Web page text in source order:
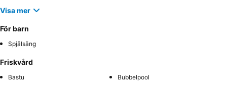
Visa mer
För barn
Spjälsäng
Friskvård
Bastu Bubbelpool